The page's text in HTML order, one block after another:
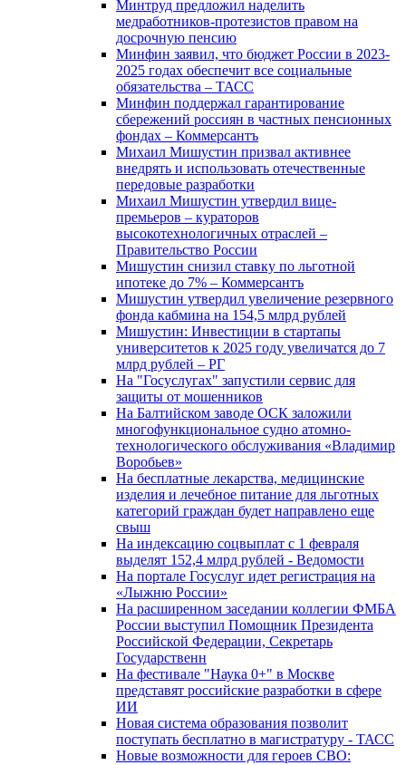
Минтруд предложил наделить
медработников-протезистов правом на
досрочную пенсию
Минфин заявил, что бюджет России в 2023-
2025 годах обеспечит все социальные
обязательства – ТАСС
Минфин поддержал гарантирование
сбережений россиян в частных пенсионных
фондах – Коммерсантъ
Михаил Мишустин призвал активнее
внедрять и использовать отечественные
передовые разработки
Михаил Мишустин утвердил вице-
премьеров – кураторов
высокотехнологичных отраслей –
Правительство России
Мишустин снизил ставку по льготной
ипотеке до 7% – Коммерсантъ
Мишустин утвердил увеличение резервного
фонда кабмина на 154,5 млрд рублей
Мишустин: Инвестиции в стартапы
университетов к 2025 году увеличатся до 7
млрд рублей – РГ
На "Госуслугах" запустили сервис для
защиты от мошенников
На Балтийском заводе ОСК заложили
многофункциональное судно атомно-
технологического обслуживания «Владимир
Воробьев»
На бесплатные лекарства, медицинские
изделия и лечебное питание для льготных
категорий граждан будет направлено еще
свыш
На индексацию соцвыплат с 1 февраля
выделят 152,4 млрд рублей - Ведомости
На портале Госуслуг идет регистрация на
«Лыжню России»
На расширенном заседании коллегии ФМБА
России выступил Помощник Президента
Российской Федерации, Секретарь
Государственн
На фестивале "Наука 0+" в Москве
представят российские разработки в сфере
ИИ
Новая система образования позволит
поступать бесплатно в магистратуру - ТАСС
Новые возможности для героев СВО: